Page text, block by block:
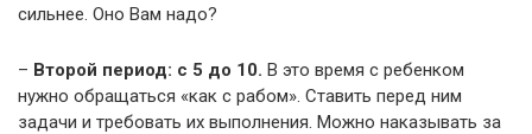
сильнее. Оно Вам надо?
– Второй период: с 5 до 10. В это время с ребенком
нужно обращаться «как с рабом». Ставить перед ним
задачи и требовать их выполнения. Можно наказывать за